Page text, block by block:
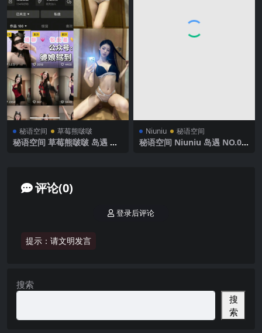
秘语空间 草莓熊啵啵
秘语空间 草莓熊啵啵 岛遇 N
Niuniu 秘语空间
秘语空间 Niuniu 岛遇 NO.00
评论(0)
提示：请文明发言
登录后评论
搜索
搜
索